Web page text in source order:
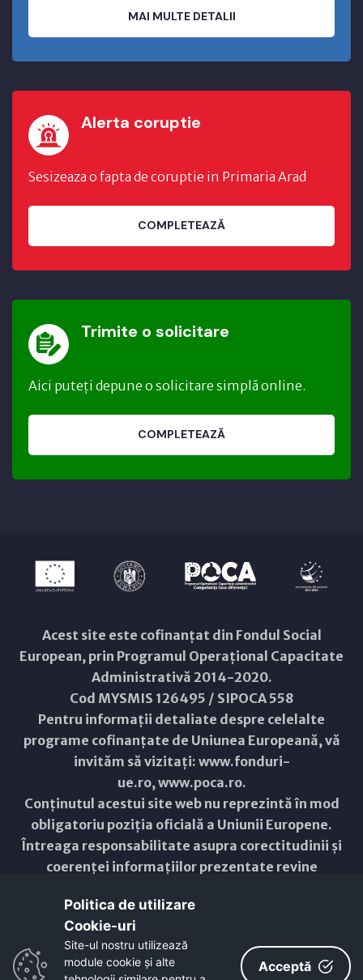
MAI MULTE DETALII
Alerta coruptie
Sesizeaza o fapta de coruptie in Primaria Arad
COMPLETEAZĂ
Trimite o solicitare
Aici puteți depune o solicitare simplă online.
COMPLETEAZĂ
Acest site este cofinanțat din Fondul Social
European, prin Programul Operațional Capacitate
Administrativă 2014-2020.
Cod MYSMIS 126495 / SIPOCA 558
Pentru informații detaliate despre celelalte
programe cofinanțate de Uniunea Europeană, vă
invităm să vizitați: www.fonduri-
ue.ro,www.poca.ro.
Conținutul acestui site web nu reprezintă în mod
obligatoriu poziția oficială a Uniunii Europene.
Întreaga responsabilitate asupra corectitudinii și
coerenței informațiilor prezentate revine
Copyright © 2021 - 2026 -
ResponsiveVoice
Non-Commercial License
Politica de utilizare
Cookie-uri‎
Site-ul nostru utilizează
module cookie și alte
Acceptă